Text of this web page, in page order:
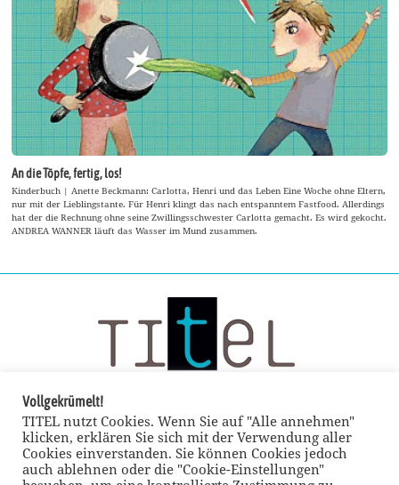
An die Töpfe, fertig, los!
Kinderbuch | Anette Beckmann: Carlotta, Henri und das Leben Eine Woche ohne Eltern,
nur mit der Lieblingstante. Für Henri klingt das nach entspanntem Fastfood. Allerdings
hat der die Rechnung ohne seine Zwillingsschwester Carlotta gemacht. Es wird gekocht.
ANDREA WANNER läuft das Wasser im Mund zusammen.
Vollgekrümelt!
TITEL nutzt Cookies. Wenn Sie auf "Alle annehmen"
klicken, erklären Sie sich mit der Verwendung aller
Cookies einverstanden. Sie können Cookies jedoch
auch ablehnen oder die "Cookie-Einstellungen"